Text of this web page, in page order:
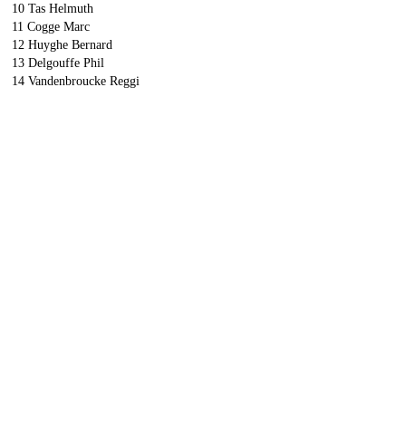
10 Tas Helmuth
11 Cogge Marc
12 Huyghe Bernard
13 Delgouffe Phil
14 Vandenbroucke Reggi